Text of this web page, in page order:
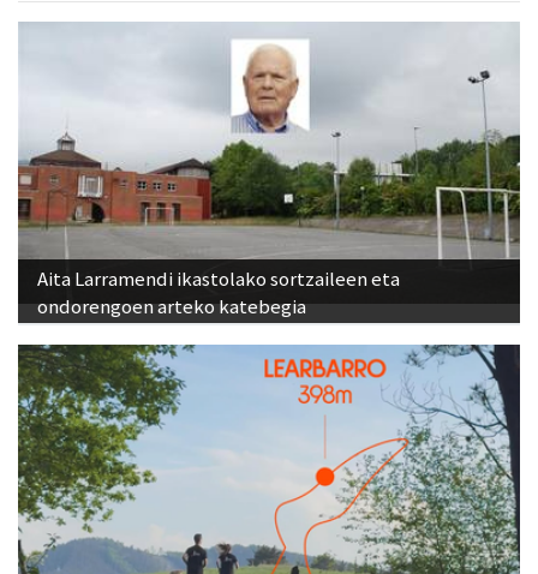
Aita Larramendi ikastolako sortzaileen eta
ondorengoen arteko katebegia